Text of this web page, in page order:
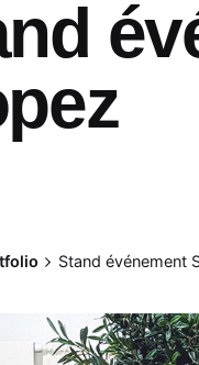
Stand événement